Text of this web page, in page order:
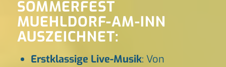
SOMMERFEST
MUEHLDORF-AM-INN
AUSZEICHNET:
Erstklassige Live-Musik: Von